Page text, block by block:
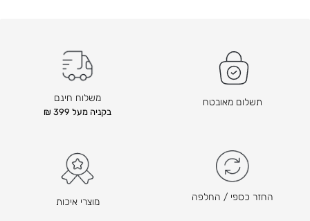
תשלום מאובטח משלוח חינם
בקניה מעל 399 ₪
החזר כספי / החלפה מוצרי איכות